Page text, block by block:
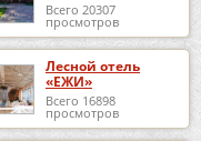
Всего 20307
просмотров
Лесной отель
«ЕЖИ»
Всего 16898
просмотров